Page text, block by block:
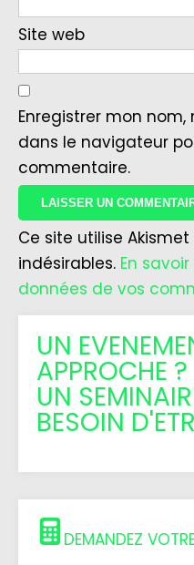
Site web
Enregistrer mon
dans le navigateur
commentaire.
Ce site utilise
indésirables. En
données de vos
UN
APPROCHE ?
UN
BESOIN
DEMANDEZ